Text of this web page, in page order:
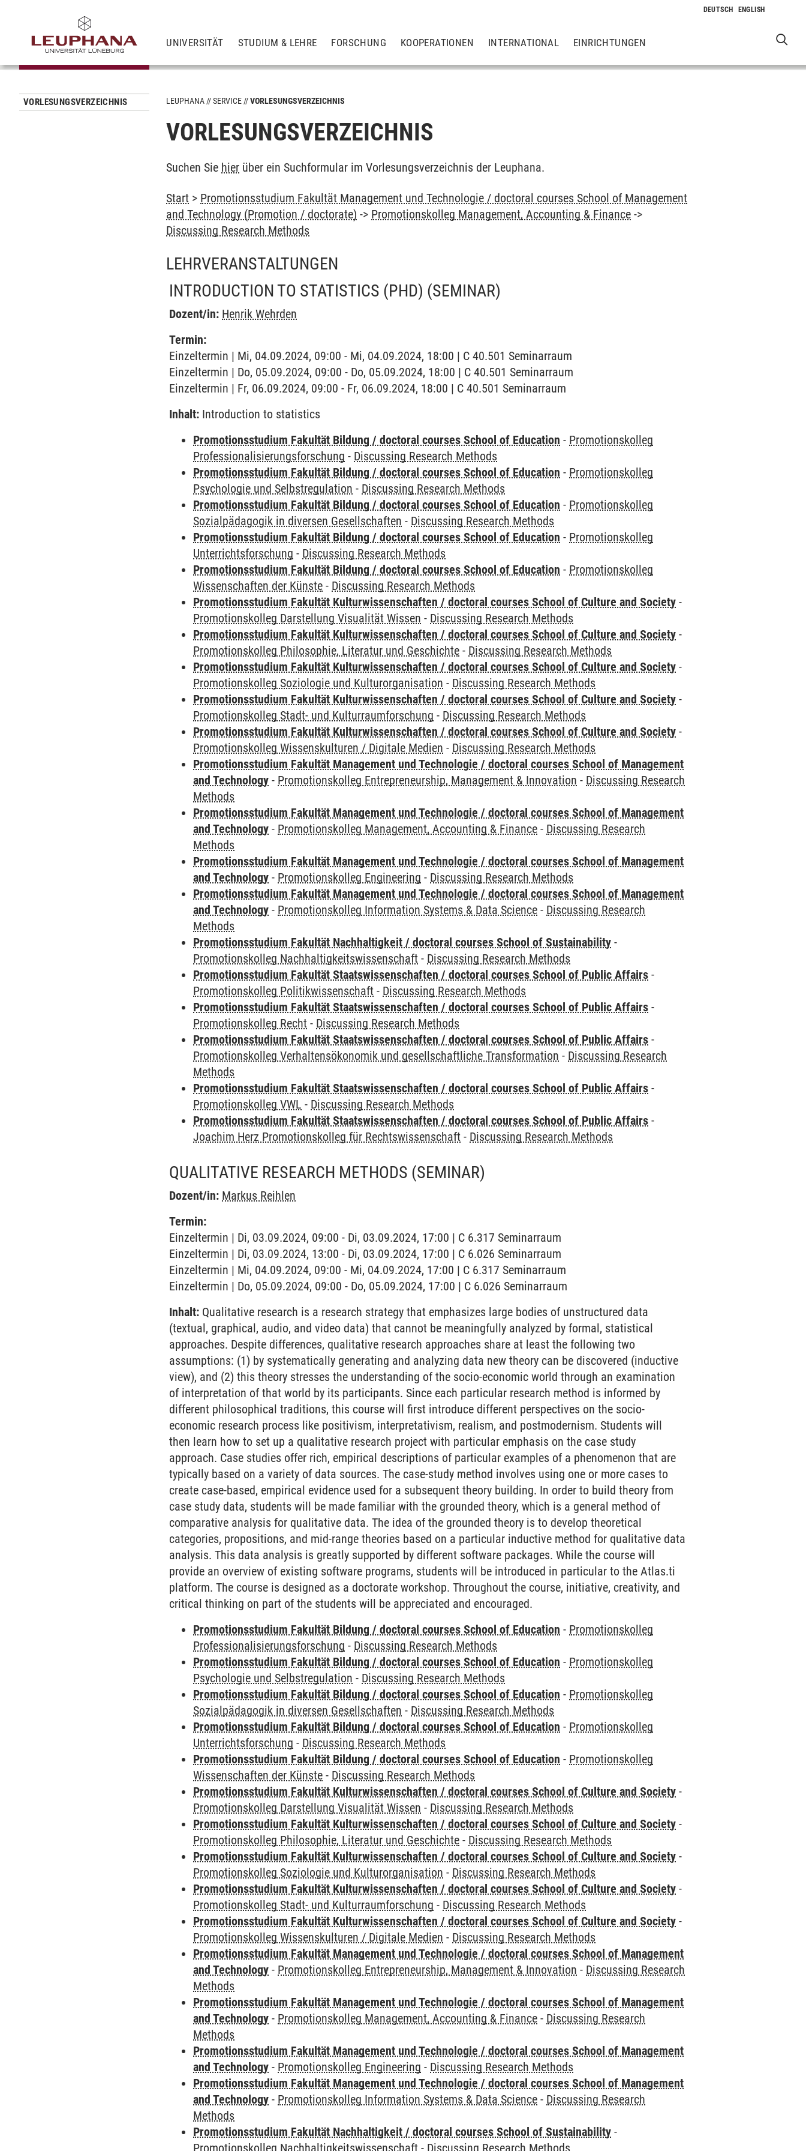
UNIVERSITÄT STUDIUM & LEHRE FORSCHUNG KOOPERATIONEN INTERNATIONAL EINRICHTUNGEN
VORLESUNGSVERZEICHNIS LEUPHANA SERVICE VORLESUNGSVERZEICHNIS
VORLESUNGSVERZEICHNIS
Suchen Sie hier über ein Suchformular im Vorlesungsverzeichnis der Leuphana.
Start > Promotionsstudium Fakultät Management und Technologie / doctoral courses School of Management
and Technology (Promotion / doctorate) -> Promotionskolleg Management, Accounting & Finance ->
Discussing Research Methods
LEHRVERANSTALTUNGEN
INTRODUCTION TO STATISTICS (PHD) (SEMINAR)
Dozent/in: Henrik Wehrden
Termin:
Einzeltermin | Mi, 04.09.2024, 09:00 - Mi, 04.09.2024, 18:00 | C 40.501 Seminarraum
Einzeltermin | Do, 05.09.2024, 09:00 - Do, 05.09.2024, 18:00 | C 40.501 Seminarraum
Einzeltermin | Fr, 06.09.2024, 09:00 - Fr, 06.09.2024, 18:00 | C 40.501 Seminarraum
Inhalt: Introduction to statistics
Promotionsstudium Fakultät Bildung / doctoral courses School of Education - Promotionskolleg
Professionalisierungsforschung - Discussing Research Methods
Promotionsstudium Fakultät Bildung / doctoral courses School of Education - Promotionskolleg
Psychologie und Selbstregulation - Discussing Research Methods
Promotionsstudium Fakultät Bildung / doctoral courses School of Education - Promotionskolleg
Sozialpädagogik in diversen Gesellschaften - Discussing Research Methods
Promotionsstudium Fakultät Bildung / doctoral courses School of Education - Promotionskolleg
Unterrichtsforschung - Discussing Research Methods
Promotionsstudium Fakultät Bildung / doctoral courses School of Education - Promotionskolleg
Wissenschaften der Künste - Discussing Research Methods
Promotionsstudium Fakultät Kulturwissenschaften / doctoral courses School of Culture and Society -
Promotionskolleg Darstellung Visualität Wissen - Discussing Research Methods
Promotionsstudium Fakultät Kulturwissenschaften / doctoral courses School of Culture and Society -
Promotionskolleg Philosophie, Literatur und Geschichte - Discussing Research Methods
Promotionsstudium Fakultät Kulturwissenschaften / doctoral courses School of Culture and Society -
Promotionskolleg Soziologie und Kulturorganisation - Discussing Research Methods
Promotionsstudium Fakultät Kulturwissenschaften / doctoral courses School of Culture and Society -
Promotionskolleg Stadt- und Kulturraumforschung - Discussing Research Methods
Promotionsstudium Fakultät Kulturwissenschaften / doctoral courses School of Culture and Society -
Promotionskolleg Wissenskulturen / Digitale Medien - Discussing Research Methods
Promotionsstudium Fakultät Management und Technologie / doctoral courses School of Management
and Technology - Promotionskolleg Entrepreneurship, Management & Innovation - Discussing Research
Methods
Promotionsstudium Fakultät Management und Technologie / doctoral courses School of Management
and Technology - Promotionskolleg Management, Accounting & Finance - Discussing Research
Methods
Promotionsstudium Fakultät Management und Technologie / doctoral courses School of Management
and Technology - Promotionskolleg Engineering - Discussing Research Methods
Promotionsstudium Fakultät Management und Technologie / doctoral courses School of Management
and Technology - Promotionskolleg Information Systems & Data Science - Discussing Research
Methods
Promotionsstudium Fakultät Nachhaltigkeit / doctoral courses School of Sustainability -
Promotionskolleg Nachhaltigkeitswissenschaft - Discussing Research Methods
Promotionsstudium Fakultät Staatswissenschaften / doctoral courses School of Public Affairs -
Promotionskolleg Politikwissenschaft - Discussing Research Methods
Promotionsstudium Fakultät Staatswissenschaften / doctoral courses School of Public Affairs -
Promotionskolleg Recht - Discussing Research Methods
Promotionsstudium Fakultät Staatswissenschaften / doctoral courses School of Public Affairs -
Promotionskolleg Verhaltensökonomik und gesellschaftliche Transformation - Discussing Research
Methods
Promotionsstudium Fakultät Staatswissenschaften / doctoral courses School of Public Affairs -
Promotionskolleg VWL - Discussing Research Methods
Promotionsstudium Fakultät Staatswissenschaften / doctoral courses School of Public Affairs -
Joachim Herz Promotionskolleg für Rechtswissenschaft - Discussing Research Methods
QUALITATIVE RESEARCH METHODS (SEMINAR)
Dozent/in: Markus Reihlen
Termin:
Einzeltermin | Di, 03.09.2024, 09:00 - Di, 03.09.2024, 17:00 | C 6.317 Seminarraum
Einzeltermin | Di, 03.09.2024, 13:00 - Di, 03.09.2024, 17:00 | C 6.026 Seminarraum
Einzeltermin | Mi, 04.09.2024, 09:00 - Mi, 04.09.2024, 17:00 | C 6.317 Seminarraum
Einzeltermin | Do, 05.09.2024, 09:00 - Do, 05.09.2024, 17:00 | C 6.026 Seminarraum
Inhalt: Qualitative research is a research strategy that emphasizes large bodies of unstructured data
(textual, graphical, audio, and video data) that cannot be meaningfully analyzed by formal, statistical
approaches. Despite differences, qualitative research approaches share at least the following two
assumptions: (1) by systematically generating and analyzing data new theory can be discovered (inductive
view), and (2) this theory stresses the understanding of the socio-economic world through an examination
of interpretation of that world by its participants. Since each particular research method is informed by
different philosophical traditions, this course will first introduce different perspectives on the socio-
economic research process like positivism, interpretativism, realism, and postmodernism. Students will
then learn how to set up a qualitative research project with particular emphasis on the case study
approach. Case studies offer rich, empirical descriptions of particular examples of a phenomenon that are
typically based on a variety of data sources. The case-study method involves using one or more cases to
create case-based, empirical evidence used for a subsequent theory building. In order to build theory from
case study data, students will be made familiar with the grounded theory, which is a general method of
comparative analysis for qualitative data. The idea of the grounded theory is to develop theoretical
categories, propositions, and mid-range theories based on a particular inductive method for qualitative data
analysis. This data analysis is greatly supported by different software packages. While the course will
provide an overview of existing software programs, students will be introduced in particular to the Atlas.ti
platform. The course is designed as a doctorate workshop. Throughout the course, initiative, creativity, and
critical thinking on part of the students will be appreciated and encouraged.
Promotionsstudium Fakultät Bildung / doctoral courses School of Education - Promotionskolleg
Professionalisierungsforschung - Discussing Research Methods
Promotionsstudium Fakultät Bildung / doctoral courses School of Education - Promotionskolleg
Psychologie und Selbstregulation - Discussing Research Methods
Promotionsstudium Fakultät Bildung / doctoral courses School of Education - Promotionskolleg
Sozialpädagogik in diversen Gesellschaften - Discussing Research Methods
Promotionsstudium Fakultät Bildung / doctoral courses School of Education - Promotionskolleg
Unterrichtsforschung - Discussing Research Methods
Promotionsstudium Fakultät Bildung / doctoral courses School of Education - Promotionskolleg
Wissenschaften der Künste - Discussing Research Methods
Promotionsstudium Fakultät Kulturwissenschaften / doctoral courses School of Culture and Society -
Promotionskolleg Darstellung Visualität Wissen - Discussing Research Methods
Promotionsstudium Fakultät Kulturwissenschaften / doctoral courses School of Culture and Society -
Promotionskolleg Philosophie, Literatur und Geschichte - Discussing Research Methods
Promotionsstudium Fakultät Kulturwissenschaften / doctoral courses School of Culture and Society -
Promotionskolleg Soziologie und Kulturorganisation - Discussing Research Methods
Promotionsstudium Fakultät Kulturwissenschaften / doctoral courses School of Culture and Society -
Promotionskolleg Stadt- und Kulturraumforschung - Discussing Research Methods
Promotionsstudium Fakultät Kulturwissenschaften / doctoral courses School of Culture and Society -
Promotionskolleg Wissenskulturen / Digitale Medien - Discussing Research Methods
Promotionsstudium Fakultät Management und Technologie / doctoral courses School of Management
and Technology - Promotionskolleg Entrepreneurship, Management & Innovation - Discussing Research
Methods
Promotionsstudium Fakultät Management und Technologie / doctoral courses School of Management
and Technology - Promotionskolleg Management, Accounting & Finance - Discussing Research
Methods
Promotionsstudium Fakultät Management und Technologie / doctoral courses School of Management
and Technology - Promotionskolleg Engineering - Discussing Research Methods
Promotionsstudium Fakultät Management und Technologie / doctoral courses School of Management
and Technology - Promotionskolleg Information Systems & Data Science - Discussing Research
Methods
Promotionsstudium Fakultät Nachhaltigkeit / doctoral courses School of Sustainability -
Promotionskolleg Nachhaltigkeitswissenschaft - Discussing Research Methods